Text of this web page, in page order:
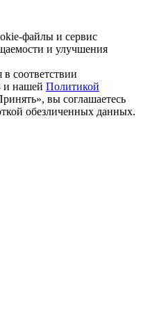
файлы и сервис
и улучшения
соответствии
и нашей Политикой
вы соглашаетесь
обезличенных данных.